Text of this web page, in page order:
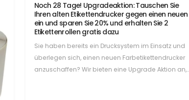
Noch 28 Tage! Upgradeaktion: Tauschen Sie
Ihren alten Etikettendrucker gegen einen neuen
ein und sparen Sie 20% und erhalten Sie 2
Etikettenrollen gratis dazu
Sie haben bereits ein Drucksystem im Einsatz und
überlegen sich, einen neuen Farbetikettendrucker
anzuschaffen? Wir bieten eine Upgrade Aktion an,